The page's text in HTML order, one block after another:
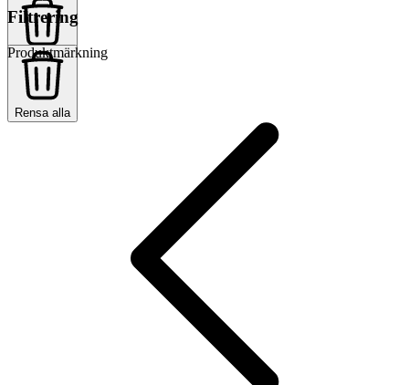
Rensa alla
Filtrering
Rensa alla
Produktmärkning